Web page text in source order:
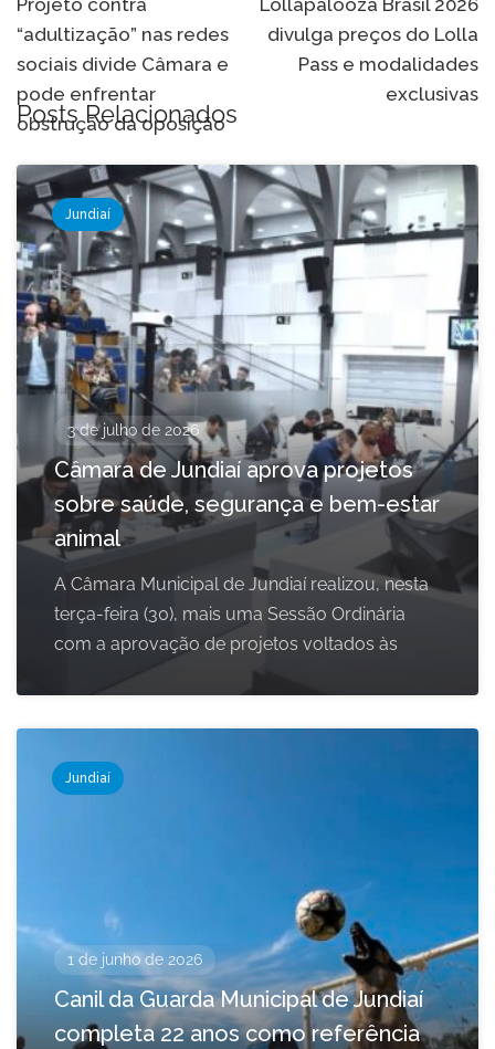
de
Post
Projeto contra
“adultização” nas redes
sociais divide Câmara e
pode enfrentar
obstrução da oposição
Lollapalooza Brasil 2026
divulga preços do Lolla
Pass e modalidades
exclusivas
Posts Relacionados
Jundiaí
3 de julho de 2026
Câmara de Jundiaí aprova projetos
sobre saúde, segurança e bem-estar
animal
A Câmara Municipal de Jundiaí realizou, nesta
terça-feira (30), mais uma Sessão Ordinária
com a aprovação de projetos voltados às
Jundiaí
1 de junho de 2026
Canil da Guarda Municipal de Jundiaí
completa 22 anos como referência